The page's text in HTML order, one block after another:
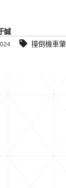
誠
撞倒機車